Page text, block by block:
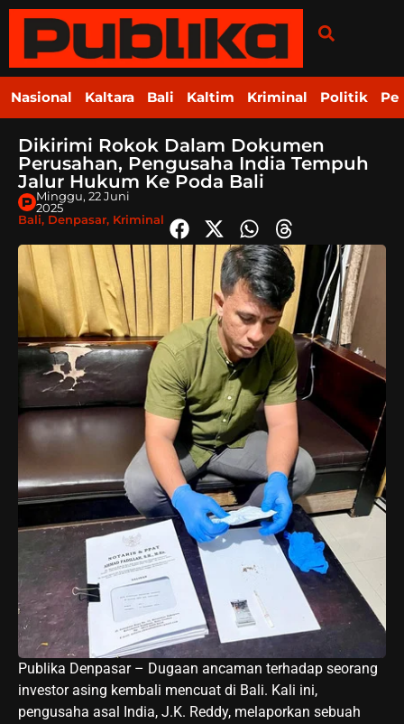
Nasional Kaltara Bali Kaltim Kriminal Politik
Dikirimi Rokok Dalam Dokumen
Perusahan, Pengusaha India Tempuh
Jalur Hukum Ke Poda Bali
Minggu, 22 Juni
2025
Bali, Denpasar, Kriminal
Publika Denpasar – Dugaan ancaman terhadap seorang
investor asing kembali mencuat di Bali. Kali ini,
pengusaha asal India, J.K. Reddy, melaporkan sebuah